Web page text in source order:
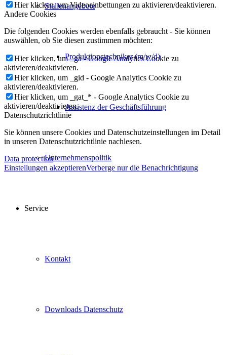
Stellenangebote
Produktionstechniker (m/w/d)
Assistenz der Geschäftsführung
Unternehmenspolitik
Service
Kontakt
Downloads Datenschutz
Hier klicken, um Videoeinbettungen zu aktivieren/deaktivieren.
Andere Cookies
Die folgenden Cookies werden ebenfalls gebraucht - Sie können
auswählen, ob Sie diesen zustimmen möchten:
Hier klicken, um _ga - Google Analytics Cookie zu
aktivieren/deaktivieren.
Hier klicken, um _gid - Google Analytics Cookie zu
aktivieren/deaktivieren.
Hier klicken, um _gat_* - Google Analytics Cookie zu
aktivieren/deaktivieren.
Datenschutzrichtlinie
Sie können unsere Cookies und Datenschutzeinstellungen im Detail
in unseren Datenschutzrichtlinie nachlesen.
Data protection
Einstellungen akzeptierenVerberge nur die Benachrichtigung